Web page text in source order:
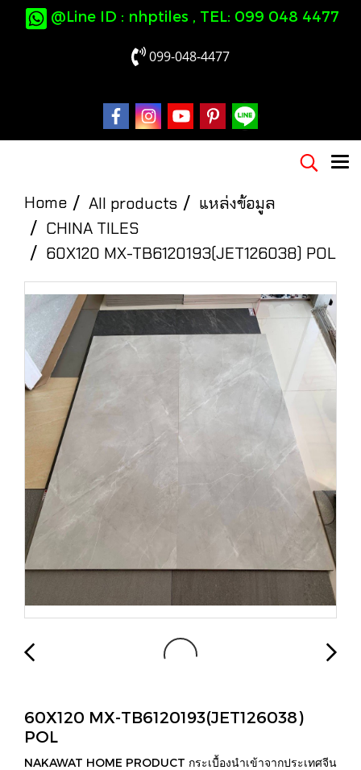
@Line ID : nhptiles , TEL: 099 048 4477
099-048-4477
Home All products
แหล่งข้อมูล
CHINA TILES
60X120 MX-TB6120193(JET126038) POL
60X120 MX-TB6120193(JET126038)
POL
NAKAWAT HOME PRODUCT กระเบื้องนำเข้าจากประเทศจีน